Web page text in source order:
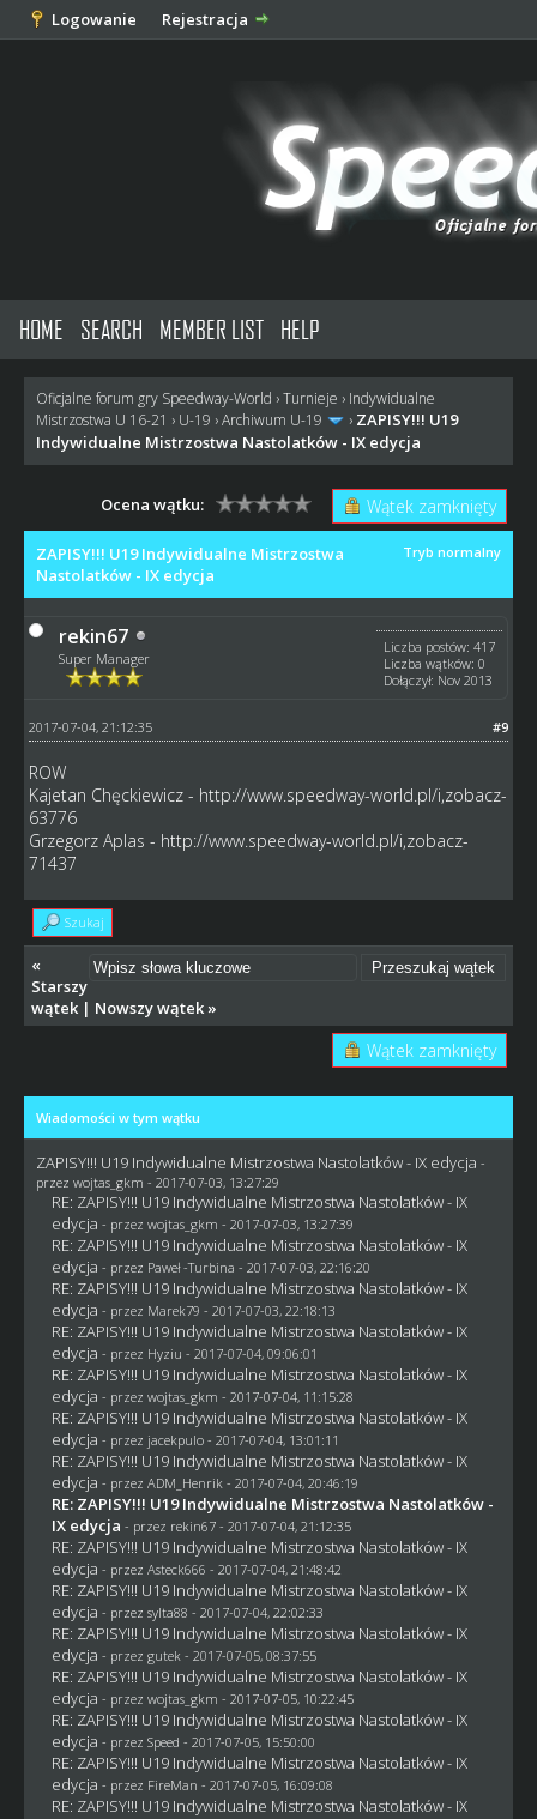
Logowanie Rejestracja
HOME SEARCH MEMBER LIST HELP
Oficjalne forum gry Speedway-World ›Turnieje › Indywidualne
Mistrzostwa U 16-21 › U-19 ›Archiwum U-19 › ZAPISY!!! U19
Indywidualne Mistrzostwa Nastolatków - IX edycja
Wątek zamknięty
Ocena wątku:
Tryb normalny
ZAPISY!!! U19 Indywidualne Mistrzostwa
Nastolatków - IX edycja
rekin67
Super Manager
Liczba postów: 417
Liczba wątków: 0
Dołączył: Nov 2013
#9
2017-07-04, 21:12:35
ROW
Kajetan Chęckiewicz - http://www.speedway-world.pl/i,zobacz-
63776
Grzegorz Aplas - http://www.speedway-world.pl/i,zobacz-
71437
Szukaj
«
Starszy
wątek| Nowszy wątek»
Wątek zamknięty
Wiadomości w tym wątku
ZAPISY!!! U19 Indywidualne Mistrzostwa Nastolatków - IX edycja -
przez wojtas_gkm - 2017-07-03, 13:27:29
RE: ZAPISY!!! U19 Indywidualne Mistrzostwa Nastolatków - IX
edycja - przez wojtas_gkm - 2017-07-03, 13:27:39
RE: ZAPISY!!! U19 Indywidualne Mistrzostwa Nastolatków - IX
edycja - przez Paweł -Turbina - 2017-07-03, 22:16:20
RE: ZAPISY!!! U19 Indywidualne Mistrzostwa Nastolatków - IX
edycja - przez Marek79 - 2017-07-03, 22:18:13
RE: ZAPISY!!! U19 Indywidualne Mistrzostwa Nastolatków - IX
edycja - przez Hyziu - 2017-07-04, 09:06:01
RE: ZAPISY!!! U19 Indywidualne Mistrzostwa Nastolatków - IX
edycja - przez wojtas_gkm - 2017-07-04, 11:15:28
RE: ZAPISY!!! U19 Indywidualne Mistrzostwa Nastolatków - IX
edycja - przez jacekpulo- 2017-07-04, 13:01:11
RE: ZAPISY!!! U19 Indywidualne Mistrzostwa Nastolatków - IX
edycja - przez ADM_Henrik - 2017-07-04, 20:46:19
RE: ZAPISY!!! U19 Indywidualne Mistrzostwa Nastolatków -
IX edycja - przez rekin67- 2017-07-04, 21:12:35
RE: ZAPISY!!! U19 Indywidualne Mistrzostwa Nastolatków - IX
edycja - przez Asteck666 - 2017-07-04, 21:48:42
RE: ZAPISY!!! U19 Indywidualne Mistrzostwa Nastolatków - IX
edycja - przez sylta88 - 2017-07-04, 22:02:33
RE: ZAPISY!!! U19 Indywidualne Mistrzostwa Nastolatków - IX
edycja - przez gutek - 2017-07-05, 08:37:55
RE: ZAPISY!!! U19 Indywidualne Mistrzostwa Nastolatków - IX
edycja - przez wojtas_gkm - 2017-07-05, 10:22:45
RE: ZAPISY!!! U19 Indywidualne Mistrzostwa Nastolatków - IX
edycja - przez Speed - 2017-07-05, 15:50:00
RE: ZAPISY!!! U19 Indywidualne Mistrzostwa Nastolatków - IX
edycja - przez FireMan - 2017-07-05, 16:09:08
RE: ZAPISY!!! U19 Indywidualne Mistrzostwa Nastolatków - IX